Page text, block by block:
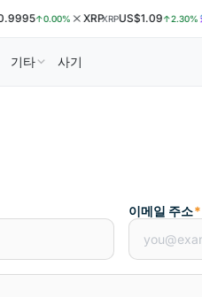
↑0.00% XRPXRPUS$1.09↑2.30%
기타 사기
이메일 주소*